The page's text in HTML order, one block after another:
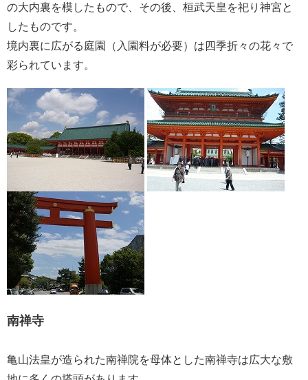
の大内裏を模したもので、その後、桓武天皇を祀り神宮と
したものです。
境内裏に広がる庭園（入園料が必要）は四季折々の花々で
彩られています。
南禅寺
亀山法皇が造られた南禅院を母体とした南禅寺は広大な敷